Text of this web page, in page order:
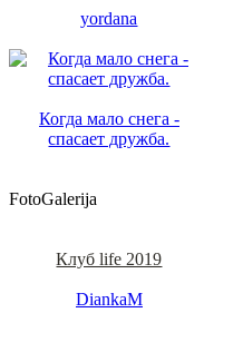
yordana
Когда мало снега -
спасает дружба.
FotoGalerija
Клуб life 2019
DiankaM